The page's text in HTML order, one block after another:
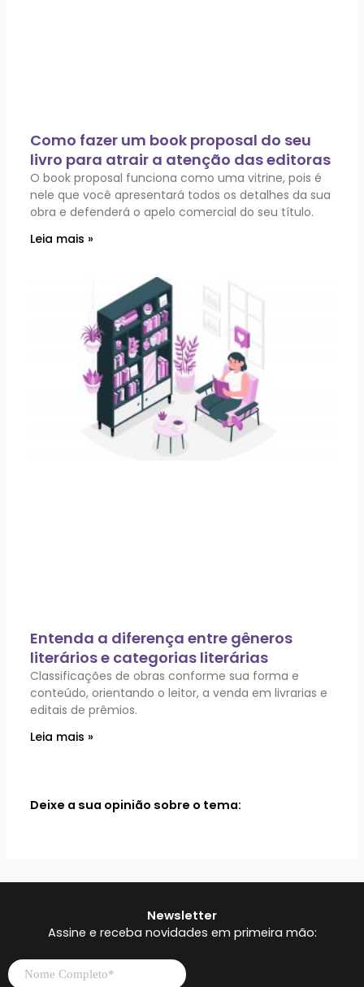
Como fazer um book proposal do seu
livro para atrair a atenção das editoras
O book proposal funciona como uma vitrine, pois é
nele que você apresentará todos os detalhes da sua
obra e defenderá o apelo comercial do seu título.
Leia mais »
Entenda a diferença entre gêneros
literários e categorias literárias
Classificações de obras conforme sua forma e
conteúdo, orientando o leitor, a venda em livrarias e
editais de prêmios.
Leia mais »
Deixe a sua opinião sobre o tema:
Newsletter
Assine e receba novidades em primeira mão: